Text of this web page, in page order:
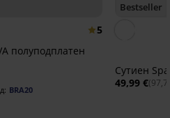
5
полуподплатен
BRA20
Bestseller
Сутиен
49,99 €